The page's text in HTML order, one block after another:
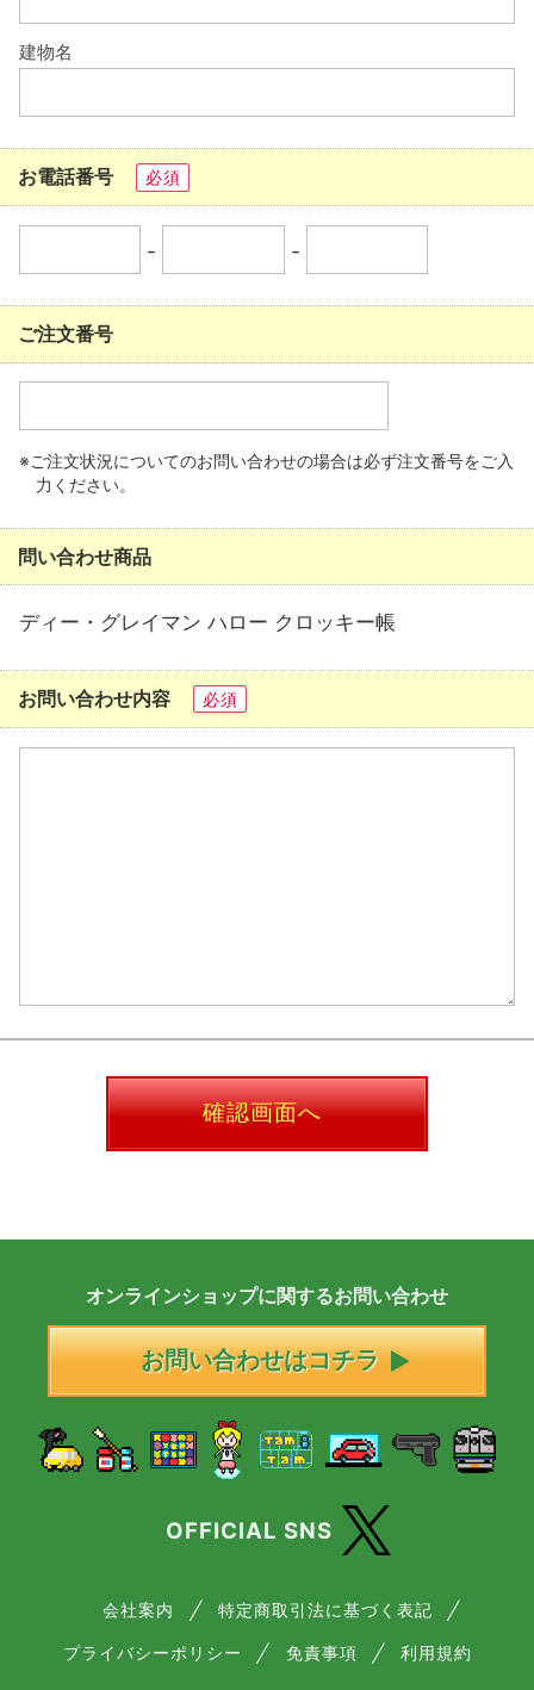
建物名
お電話番号 必須
- -
ご注文番号
※ご注文状況についてのお問い合わせの場合は必ず注文番号をご入
力ください。
問い合わせ商品
ディー・グレイマン ハロー クロッキー帳
お問い合わせ内容 必須
確認画面へ
オンラインショップに関するお問い合わせ
お問い合わせはコチラ
OFFICIAL SNS
会社案内 特定商取引法に基づく表記
プライバシーポリシー 免責事項 利用規約